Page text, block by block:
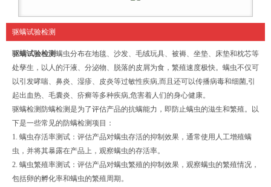
驱螨试验检测
驱螨试验检测螨虫分布在地毯、沙发、毛绒玩具、被褥、坐垫、床垫和枕芯等
处孳生，以人的汗液、分泌物、脱落的皮屑为食，繁殖速度极快。螨虫不仅可
以引发哮喘、鼻炎、湿疹、皮炎等过敏性疾病,而且还可以传播病毒和细菌,引
起出血热、毛囊炎、疥癣等多种疾病,危害着人们的身心健康。
驱螨检测防螨检测是为了评估产品的抗螨能力，即防止螨虫的滋生和繁殖。以
下是一些常见的防螨检测项目：
1. 螨虫存活率测试：评估产品对螨虫存活的抑制效果，通常使用人工增殖螨
虫，并将其暴露在产品上，观察螨虫的存活率。
2. 螨虫繁殖率测试：评估产品对螨虫繁殖的抑制效果，观察螨虫的繁殖情况，
包括卵的孵化率和螨虫的繁殖周期。